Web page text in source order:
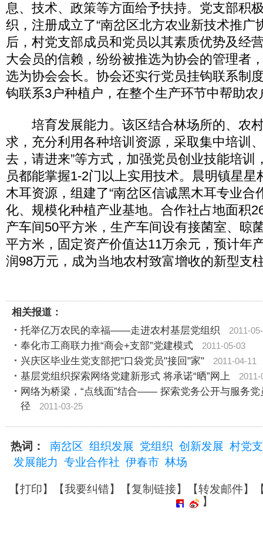
息、技术、政策等方面给予扶持。党支部积
织，注册成立了“南岔区北方农业新技术推广
后，村党支部成员和党员以其素质优势及经
大会员的信赖，纷纷被推选为协会的管理者
选为协会会长。协会还实行党员挂钩联系制
钩联系3户种植户，在整个生产环节中帮助农
培育发展能力。该区结合林场所的、农
求，充分利用各种培训资源，采取集中培训
去，请进来”等方式，加强党员创业技能培训
员都能掌握1-2门以上实用技术。晨明镇星星
木耳资源，组建了“南岔区信诚黑木耳专业合
化、规模化种植产业基地。合作社占地面积
产车间50平方米，生产车间设有接菌室、晾
平方米，固定资产价值达11万余元，预计年
润98万元，成为当地农村致富增收的新型支
相关报道：
托举亿万农民的幸福——走进农村基层党组织
2011-
奉化市工商联力推“商会+支部”党建模式 2011-05-03
兴庆区毕业生党支部把"口袋党员"接回"家" 2011-04-11
基层党组织探索网络党建新形式 将承诺“晒”网上 2011-
网络为桥梁，“点线面”结合―― 探索党务公开与服务党
径
2011-03-25
热词： 南岔区 组织发展 党组织 创新发展 村党
发展能力 专业合作社 伊春市 林场
【打印】【我要纠错】【复制链接】【转发邮件】
】